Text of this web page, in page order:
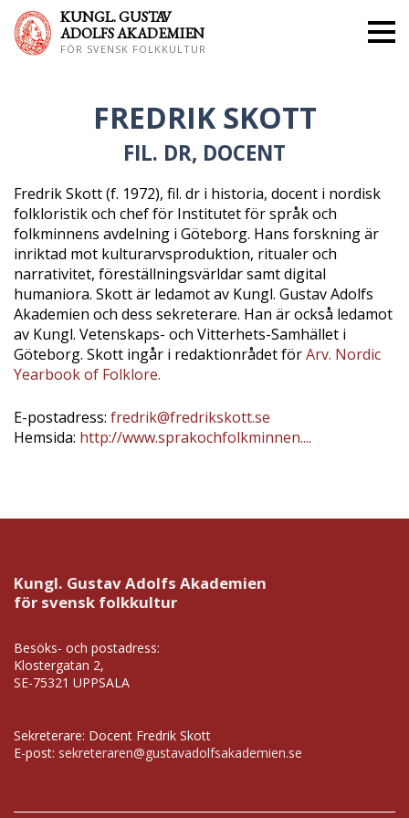
KUNGL. GUSTAV
ADOLFS AKADEMIEN
FÖR SVENSK FOLKKULTUR
FREDRIK SKOTT
FIL. DR, DOCENT
Fredrik Skott (f. 1972), fil. dr i historia, docent i nordisk
folkloristik och chef för Institutet för språk och
folkminnens avdelning i Göteborg. Hans forskning är
inriktad mot kulturarvsproduktion, ritualer och
narrativitet, föreställningsvärldar samt digital
humaniora. Skott är ledamot av Kungl. Gustav Adolfs
Akademien och dess sekreterare. Han är också ledamot
av Kungl. Vetenskaps- och Vitterhets-Samhället i
Göteborg. Skott ingår i redaktionrådet förArv. Nordic
Yearbook of Folklore.
E-postadress: fredrik@fredrikskott.se
Hemsida: http://www.sprakochfolkminnen....
Kungl. Gustav Adolfs Akademien
för svensk folkkultur
Besöks- och postadress:
Klostergatan 2,
SE-75321 UPPSALA
Sekreterare: Docent Fredrik Skott
E-post: sekreteraren@gustavadolfsakademien.se